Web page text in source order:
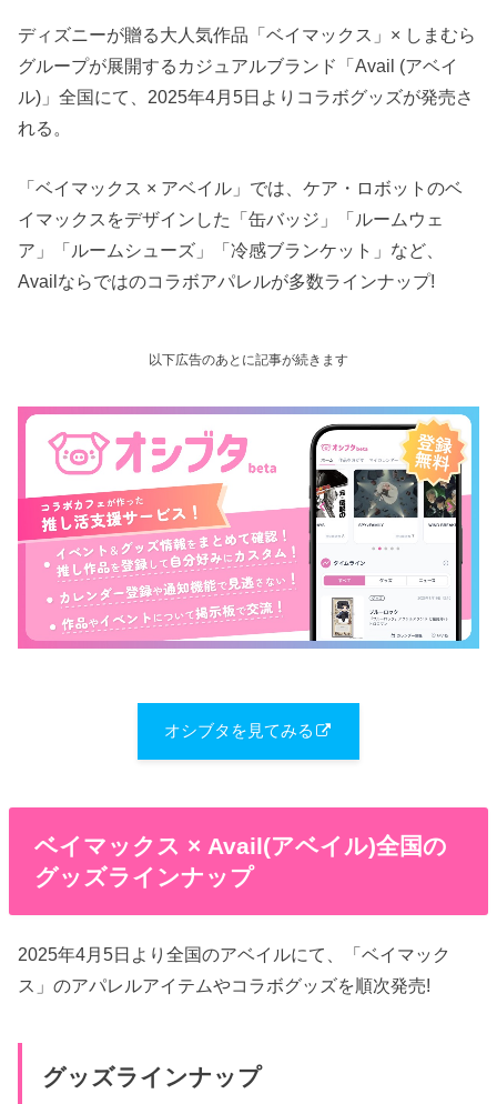
ディズニーが贈る大人気作品「ベイマックス」× しまむら
グループが展開するカジュアルブランド「Avail (アベイ
ル)」全国にて、2025年4月5日よりコラボグッズが発売さ
れる。
「ベイマックス × アベイル」では、ケア・ロボットのベ
イマックスをデザインした「缶バッジ」「ルームウェ
ア」「ルームシューズ」「冷感ブランケット」など、
Availならではのコラボアパレルが多数ラインナップ!
以下広告のあとに記事が続きます
オシブタを見てみる
ベイマックス × Avail(アベイル)全国の
グッズラインナップ
2025年4月5日より全国のアベイルにて、「ベイマック
ス」のアパレルアイテムやコラボグッズを順次発売!
グッズラインナップ